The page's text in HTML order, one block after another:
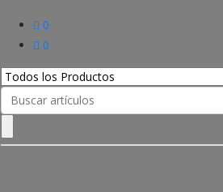
0
0
Search
for: